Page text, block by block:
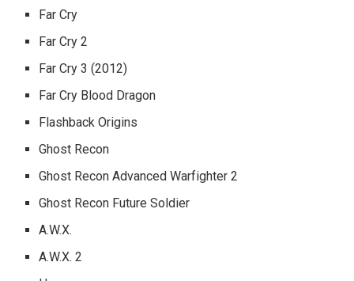
Far Cry
Far Cry 2
Far Cry 3 (2012)
Far Cry Blood Dragon
Flashback Origins
Ghost Recon
Ghost Recon Advanced Warfighter 2
Ghost Recon Future Soldier
A.W.X.
A.W.X. 2